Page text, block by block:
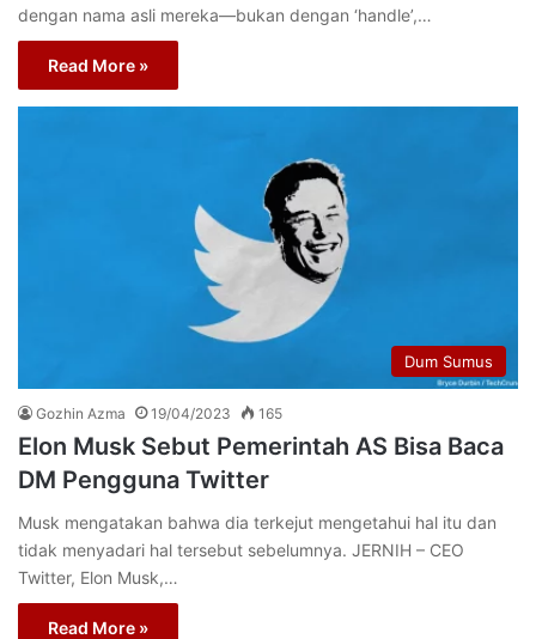
dengan nama asli mereka—bukan dengan ‘handle’,…
Read More »
Dum Sumus
Gozhin Azma 19/04/2023 165
Elon Musk Sebut Pemerintah AS Bisa Baca
DM Pengguna Twitter
Musk mengatakan bahwa dia terkejut mengetahui hal itu dan
tidak menyadari hal tersebut sebelumnya. JERNIH – CEO
Twitter, Elon Musk,…
Read More »